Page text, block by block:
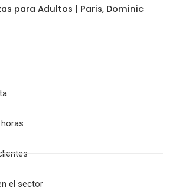
para Adultos | Paris, Dominic
el sector